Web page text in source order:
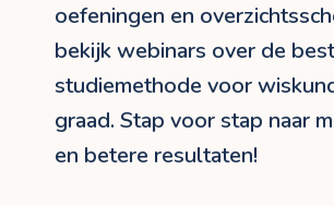
oefeningen en
bekijk webinars over de
studiemethode voor
graad. Stap voor stap naar
en betere resultaten!